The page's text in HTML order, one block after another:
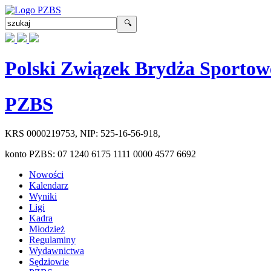
Polski Związek Brydża
PZBS
KRS 0000219753, NIP: 525-16-56-918,
konto PZBS: 07 1240 6175 1111 0000 4577 6692
Nowości
Kalendarz
Wyniki
Ligi
Kadra
Młodzież
Regulaminy
Wydawnictwa
Sędziowie